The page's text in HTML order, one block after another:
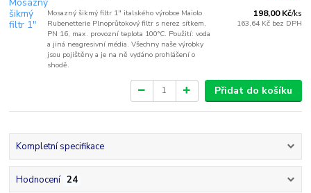
Mosazný šikmý filtr 1" italského výrobce Maiolo
Rubenetterie Plnoprůtokový filtr s nerez sítkem,
PN 16, max. provozní teplota 100°C. Použití: voda
a jiná neagresivní média. Všechny naše výrobky
jsou pojištěny a je na ně vydáno prohlášení o
shodě.
198,00 Kč/ks
163,64 Kč bez DPH
Přidat do košíku
Kompletní specifikace
Hodnocení 24